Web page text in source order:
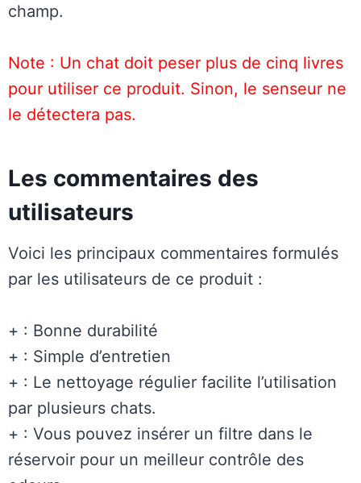
champ.
Note : Un chat doit peser plus de cinq livres
pour utiliser ce produit. Sinon, le senseur ne
le détectera pas.
Les commentaires des
utilisateurs
Voici les principaux commentaires formulés
par les utilisateurs de ce produit :
+ : Bonne durabilité
+ : Simple d’entretien
+ : Le nettoyage régulier facilite l’utilisation
par plusieurs chats.
+ : Vous pouvez insérer un filtre dans le
réservoir pour un meilleur contrôle des